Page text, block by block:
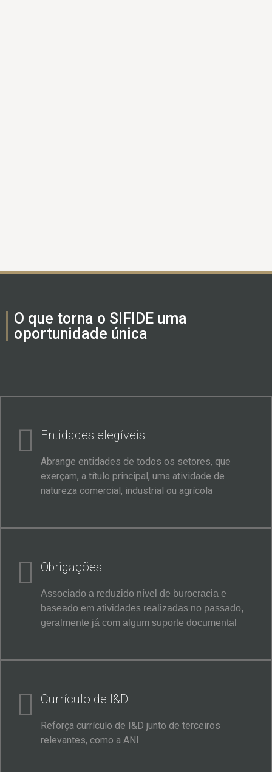
O que torna o SIFIDE uma
oportunidade única
Entidades elegíveis
Abrange entidades de todos os setores, que
exerçam, a título principal, uma atividade de
natureza comercial, industrial ou agrícola
Obrigações
Associado a reduzido nível de burocracia e
baseado em atividades realizadas no passado,
geralmente já com algum suporte documental
Currículo de I&D
Reforça currículo de I&D junto de terceiros
relevantes, como a ANI